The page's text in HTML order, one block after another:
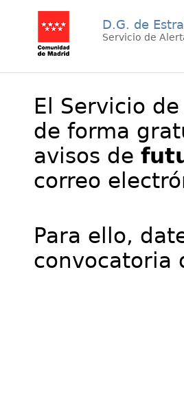
D.G. de
Servicio de
El Servicio
de forma
avisos de
correo
Para ello,
convocatoria